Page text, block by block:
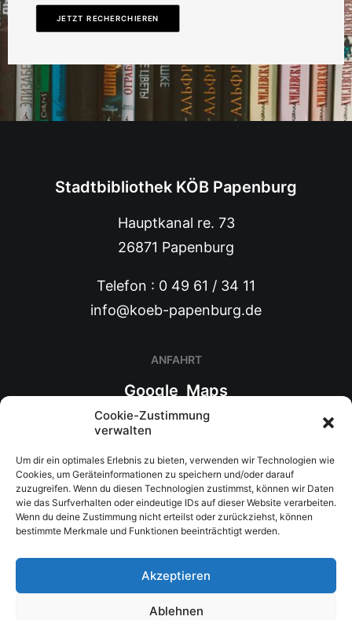
Cookie-Zustimmung
verwalten
Um dir ein optimales Erlebnis zu bieten, verwenden wir Technologien wie
Cookies, um Geräteinformationen zu speichern und/oder darauf
zuzugreifen. Wenn du diesen Technologien zustimmst, können wir Daten
wie das Surfverhalten oder eindeutige IDs auf dieser Website verarbeiten.
Wenn du deine Zustimmung nicht erteilst oder zurückziehst, können
bestimmte Merkmale und Funktionen beeinträchtigt werden.
Akzeptieren
Ablehnen
JETZT RECHERCHIEREN
Stadtbibliothek KÖB Papenburg
Hauptkanal re. 73
26871 Papenburg
Telefon : 0 49 61 / 34 11
info@koeb-papenburg.de
ANFAHRT
Google Maps
Route planen
WIR FÜR SIE
Benutzerordnung
Anschaffungsvorschläge
Zweigstellen